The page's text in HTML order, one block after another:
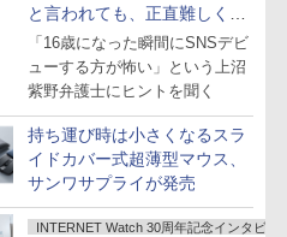
と言われても、正直難しくな
いですか？
「16歳になった瞬間にSNSデビ
ューする方が怖い」という上沼
紫野弁護士にヒントを聞く
持ち運び時は小さくなるスラ
イドカバー式超薄型マウス、
サンワサプライが発売
INTERNET Watch 30周年記念インタビュー